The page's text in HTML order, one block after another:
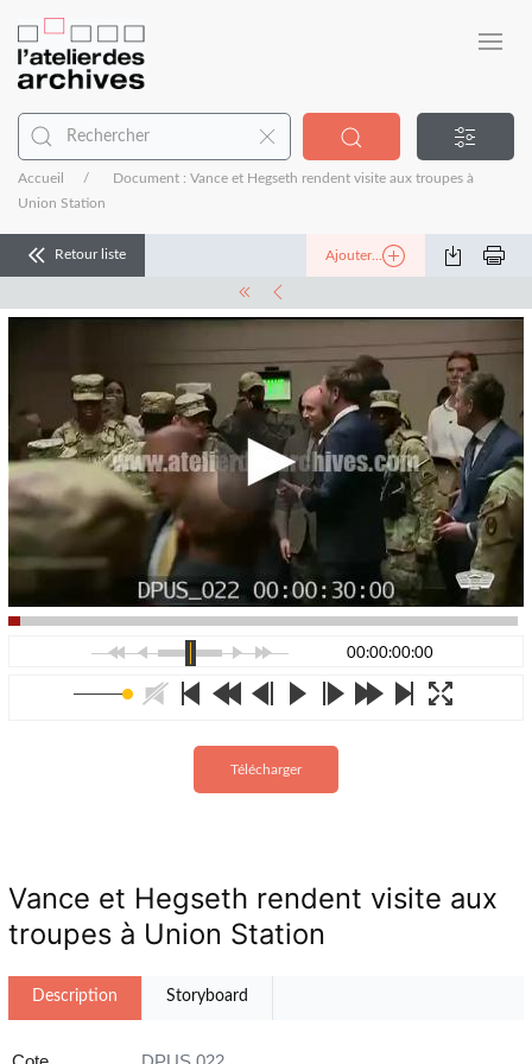
Accueil
Document : Vance et Hegseth rendent visite aux troupes à
Union Station
Retour liste Ajouter...
00:00:00:00
Télécharger
Vance et Hegseth rendent visite aux
troupes à Union Station
Description Storyboard